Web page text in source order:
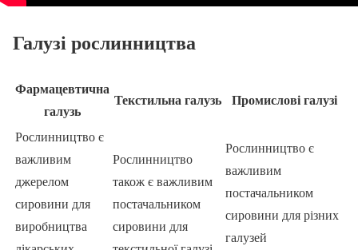
Галузі рослинництва
Фармацевтична
галузь
Текстильна галузь Промислові галузі
Рослинництво є
важливим
джерелом
сировини для
виробництва
Рослинництво
також є важливим
постачальником
сировини для
Рослинництво є
важливим
постачальником
сировини для різних
галузей